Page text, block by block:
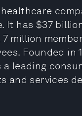
It has $37
million
Founded
a leading
and services